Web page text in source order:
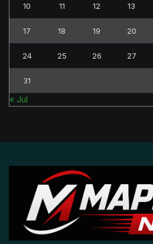
10 11 12 13
17 18 19 20
24 25 26 27
31
« Jul